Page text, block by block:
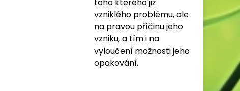
vzniklého problému, ale
na pravou příčinu jeho
vzniku, a tím i na
vyloučení možnosti jeho
opakování.